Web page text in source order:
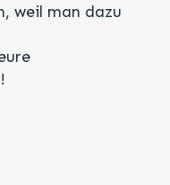
weil man dazu